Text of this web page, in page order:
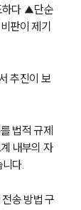
하다 ▲단순
판이 제기
추진이 보
법적 규제
내부의 자
다.
송 방법 구